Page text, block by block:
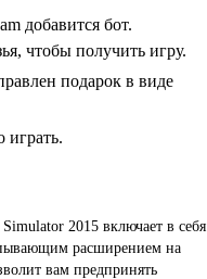
добавится бот.
чтобы получить игру.
подарок в виде
играть.
2015 включает в себя
расширением на
вам предпринять